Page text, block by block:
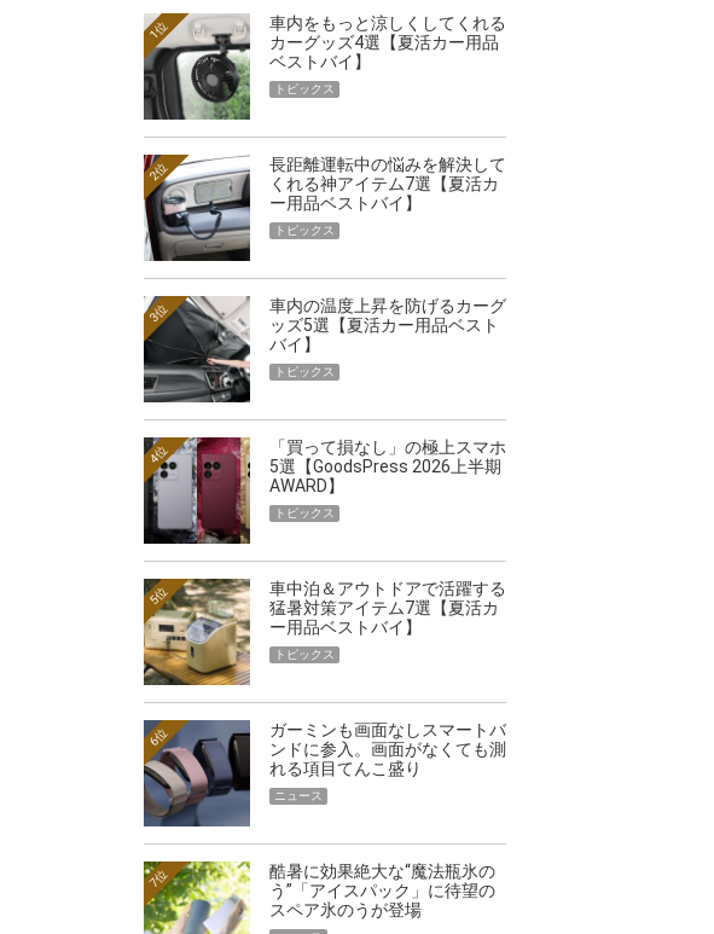
車内をもっと涼しくしてくれる
カーグッズ4選【夏活カー用品
ベストバイ】
1位
トピックス
長距離運転中の悩みを解決して
くれる神アイテム7選【夏活カ
ー用品ベストバイ】
2位
トピックス
車内の温度上昇を防げるカーグ
ッズ5選【夏活カー用品ベスト
バイ】
3位
トピックス
「買って損なし」の極上スマホ
5選【GoodsPress 2026上半期
AWARD】
4位
トピックス
車中泊＆アウトドアで活躍する
猛暑対策アイテム7選【夏活カ
ー用品ベストバイ】
5位
トピックス
ガーミンも画面なしスマートバ
ンドに参入。画面がなくても測
れる項目てんこ盛り
6位
ニュース
酷暑に効果絶大な“魔法瓶氷の
う”「アイスパック」に待望の
スペア氷のうが登場
7位